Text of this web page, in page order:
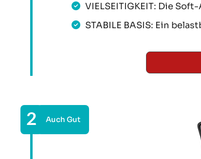
VIELSEITIGKEIT: Die
STABILE BASIS: Ein